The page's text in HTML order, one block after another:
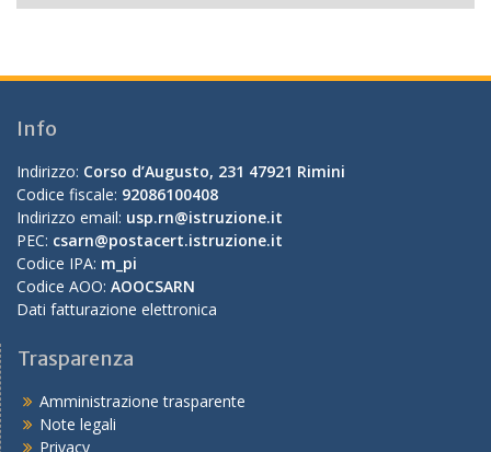
mensile
Info
Indirizzo: Corso d’Augusto, 231 47921 Rimini
Codice fiscale: 92086100408
Indirizzo email: usp.rn@istruzione.it
PEC: csarn@postacert.istruzione.it
Codice IPA: m_pi
Codice AOO: AOOCSARN
Dati fatturazione elettronica
Trasparenza
Amministrazione trasparente
Note legali
Privacy